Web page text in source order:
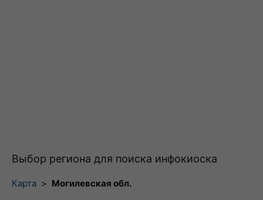
Выбор региона для поиска инфокиоска
Карта > Могилевская обл.